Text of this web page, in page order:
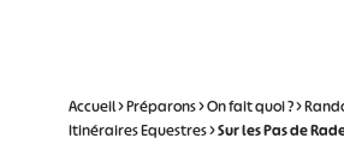
Accueil>Préparons>On fait quoi ?>
Itinéraires Equestres>Sur les Pas de